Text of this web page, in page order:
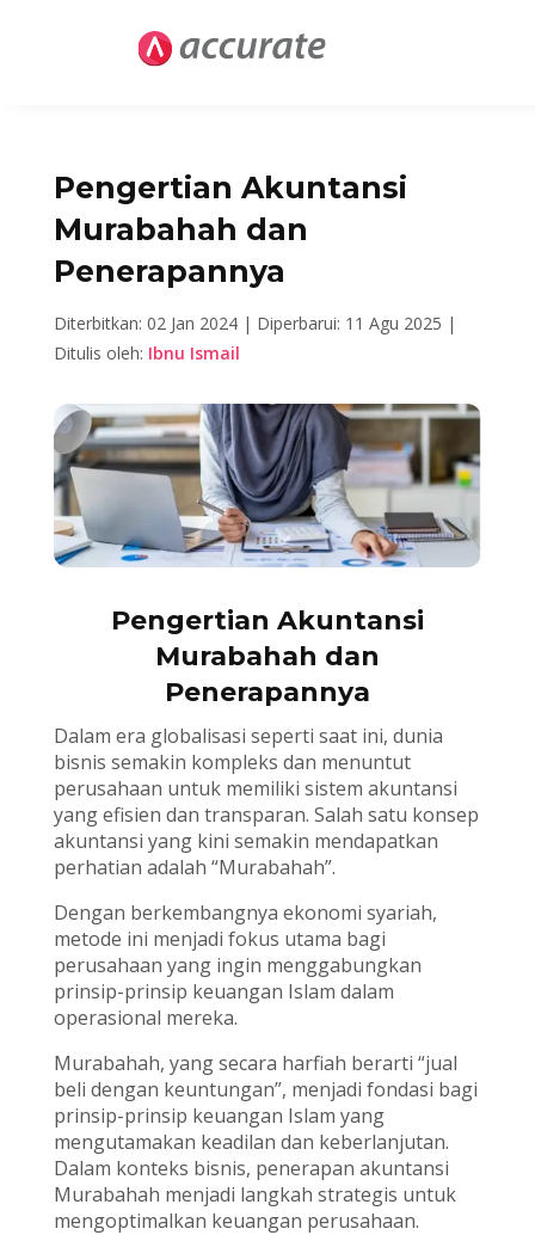
Pengertian Akuntansi
Murabahah dan
Penerapannya
Diterbitkan: 02 Jan 2024 | Diperbarui: 11 Agu 2025 |
Ditulis oleh: Ibnu Ismail
Pengertian Akuntansi
Murabahah dan
Penerapannya
Dalam era globalisasi seperti saat ini, dunia
bisnis semakin kompleks dan menuntut
perusahaan untuk memiliki sistem akuntansi
yang efisien dan transparan. Salah satu konsep
akuntansi yang kini semakin mendapatkan
perhatian adalah “Murabahah”.
Dengan berkembangnya ekonomi syariah,
metode ini menjadi fokus utama bagi
perusahaan yang ingin menggabungkan
prinsip-prinsip keuangan Islam dalam
operasional mereka.
Murabahah, yang secara harfiah berarti “jual
beli dengan keuntungan”, menjadi fondasi bagi
prinsip-prinsip keuangan Islam yang
mengutamakan keadilan dan keberlanjutan.
Dalam konteks bisnis, penerapan akuntansi
Murabahah menjadi langkah strategis untuk
mengoptimalkan keuangan perusahaan.